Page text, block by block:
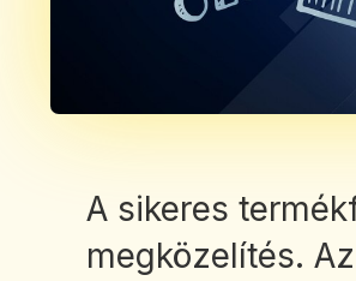
A sikeres
megközelítés.